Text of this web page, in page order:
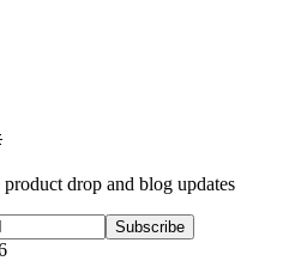
drop and blog updates
Subscribe